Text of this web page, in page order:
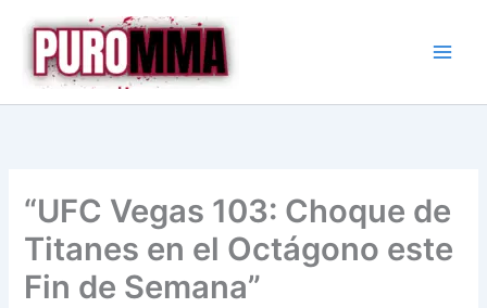
contenido
“UFC Vegas 103: Choque de
Titanes en el Octágono este
Fin de Semana”